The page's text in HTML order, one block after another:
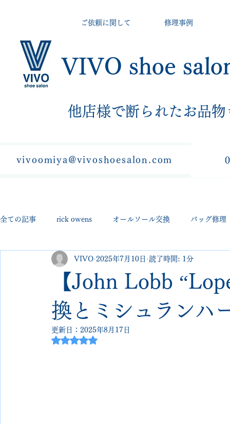
VIVO shoe
他店様で断られたお品物
ご依頼に関して 修理事例
vivoomiya@vivoshoesalon.com
全ての記事 rick owens オールソール交換 バッグ修理
george cleverley Christian louboutin allen edmonds
new balance jimmy choo クリーニング•撥水コーテ
edward green
【John Lobb
換とミシュランハ
VIVO 2025年7月10日 読了時間: 1分
更新日： 2025年8月17日
5つ星のうちNaNと評価されています。